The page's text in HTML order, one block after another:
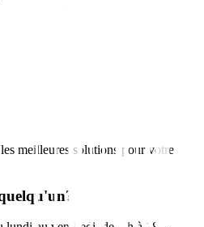
meilleures solutions pour votre